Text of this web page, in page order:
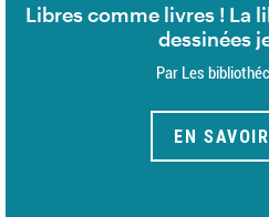
Libres comme livres ! La
dessinées
Par Les
EN